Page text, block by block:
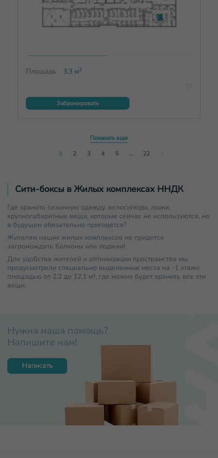
Площадь 3.3м2
Забронировать
Показать еще
1
2 3 4 5 ... 22
Сити-боксы в Жилых комплексах ННДК
Где хранить сезонную одежду, велосипеды, лыжи,
крупногабаритные вещи, которые сейчас не используются, но
в будущем обязательно пригодятся?
Жителям наших жилых комплексов не придется
загромождать балконы или лоджии!
Для удобства жителей и оптимизации пространства мы
предусмотрели специально выделенные места на -1 этаже
площадью от 2,2 до 12,1 м², где можно будет хранить все эти
вещи.
Нужна наша помощь?
Напишите нам!
Написать